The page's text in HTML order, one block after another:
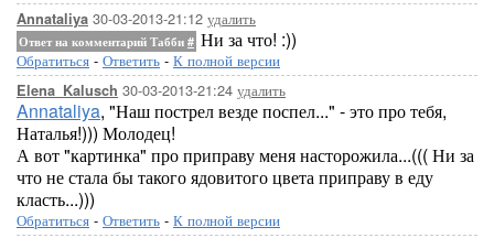
Annataliya 30-03-2013-21:12 удалить
Ответ на комментарий Табби # Ни за что! :))
Обратиться - Ответить - К полной версии
Elena_Kalusch 30-03-2013-21:24 удалить
Annataliya, "Наш пострел везде поспел..." - это про тебя,
Наталья!))) Молодец!
А вот "картинка" про приправу меня насторожила...((( Ни за
что не стала бы такого ядовитого цвета приправу в еду
класть...)))
Обратиться - Ответить - К полной версии